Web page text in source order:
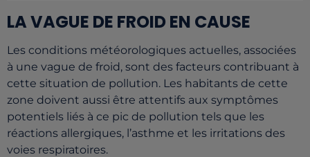
LA VAGUE DE FROID EN CAUSE
Les conditions météorologiques actuelles, associées
à une vague de froid, sont des facteurs contribuant à
cette situation de pollution. Les habitants de cette
zone doivent aussi être attentifs aux symptômes
potentiels liés à ce pic de pollution tels que les
réactions allergiques, l’asthme et les irritations des
voies respiratoires.